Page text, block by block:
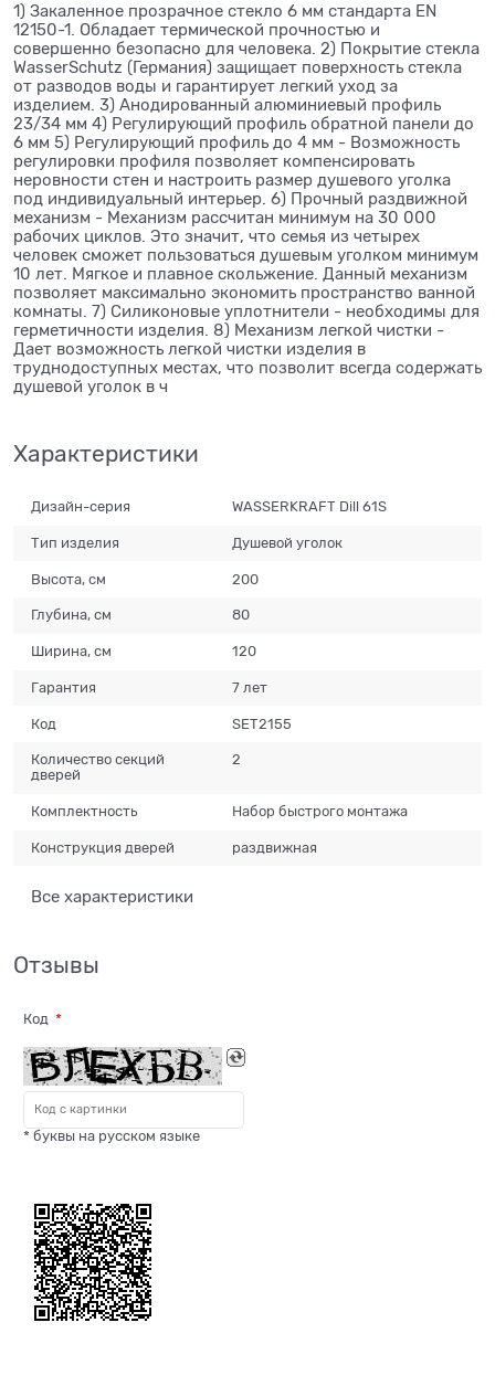
1) Закаленное прозрачное стекло 6 мм стандарта EN
12150-1. Обладает термической прочностью и
совершенно безопасно для человека. 2) Покрытие стекла
WasserSchutz (Германия) защищает поверхность стекла
от разводов воды и гарантирует легкий уход за
изделием. 3) Анодированный алюминиевый профиль
23/34 мм 4) Регулирующий профиль обратной панели до
6 мм 5) Регулирующий профиль до 4 мм - Возможность
регулировки профиля позволяет компенсировать
неровности стен и настроить размер душевого уголка
под индивидуальный интерьер. 6) Прочный раздвижной
механизм - Механизм рассчитан минимум на 30 000
рабочих циклов. Это значит, что семья из четырех
человек сможет пользоваться душевым уголком минимум
10 лет. Мягкое и плавное скольжение. Данный механизм
позволяет максимально экономить пространство ванной
комнаты. 7) Силиконовые уплотнители - необходимы для
герметичности изделия. 8) Механизм легкой чистки -
Дает возможность легкой чистки изделия в
труднодоступных местах, что позволит всегда содержать
душевой уголок в ч
Характеристики
Дизайн-серия WASSERKRAFT Dill 61S
Тип изделия Душевой уголок
Высота, см 200
Глубина, см 80
Ширина, см 120
Гарантия 7 лет
Код SET2155
Количество секций
дверей
2
Комплектность Набор быстрого монтажа
Конструкция дверей раздвижная
Все характеристики
Отзывы
Код
* буквы на русском языке